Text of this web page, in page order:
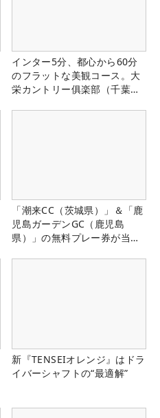
インター5分、都心から60分
のフラットな美観コース。大
栄カントリー俱楽部（千葉
「潮来CC（茨城県）」＆「鹿
児島ガーデンGC（鹿児島
県）」の無料プレー券が当た
新『TENSEIオレンジ』はドラ
イバーシャフトの“最適解”